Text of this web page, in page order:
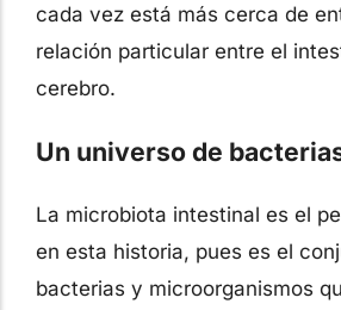
cada vez está más cerca de
relación particular entre el
cerebro.
Un universo de
La microbiota intestinal es el
en esta historia, pues es el
bacterias y microorganismos